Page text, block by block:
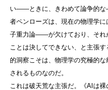
い——ときに、きわめて論争的
者ペンローズは、現在の物理学
子重力論——が欠けており、それ
ことは決してできない、と主張
的洞察こそは、物理学の究極的
されるものなのだ。
これは破天荒な主張だ。《AIは